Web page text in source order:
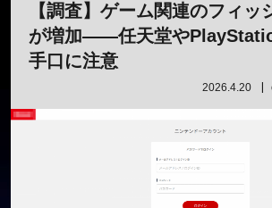
【調査】ゲーム関連のフィッ
が増加——任天堂や
手口に注意
2026.4.20